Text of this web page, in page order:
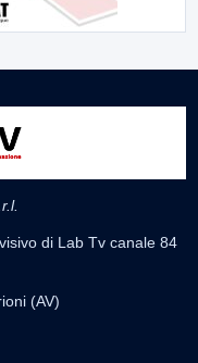
di Lab Tv canale 84
(AV)